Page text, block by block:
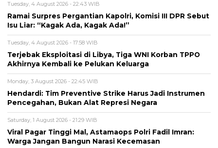
Tuesday, 4 August 2026 - 22:43 WIB
Ramai Surpres Pergantian Kapolri, Komisi III DPR Sebut
Isu Liar: “Kagak Ada, Kagak Ada!”
Tuesday, 4 August 2026 - 17:58 WIB
Terjebak Eksploitasi di Libya, Tiga WNI Korban TPPO
Akhirnya Kembali ke Pelukan Keluarga
Monday, 3 August 2026 - 22:45 WIB
Hendardi: Tim Preventive Strike Harus Jadi Instrumen
Pencegahan, Bukan Alat Represi Negara
Saturday, 1 August 2026 - 21:29 WIB
Viral Pagar Tinggi Mal, Astamaops Polri Fadil Imran:
Warga Jangan Bangun Narasi Kecemasan